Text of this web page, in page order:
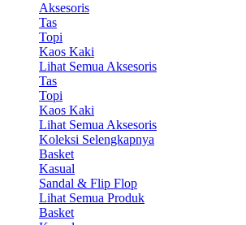
Aksesoris
Tas
Topi
Kaos Kaki
Lihat Semua Aksesoris
Tas
Topi
Kaos Kaki
Lihat Semua Aksesoris
Koleksi Selengkapnya
Basket
Kasual
Sandal & Flip Flop
Lihat Semua Produk
Basket